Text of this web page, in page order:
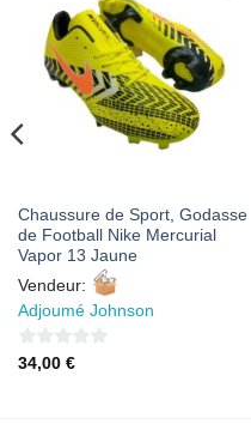
AJOUTER
À MES
FAVORIS
Chaussure de Sport, Godasse
de Football Nike Mercurial
Vapor 13 Jaune
Vendeur:
Adjoumé Johnson
0
34,00 €